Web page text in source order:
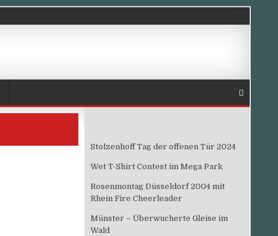
Stolzenhoff Tag der offenen Tür 2024
Wet T-Shirt Contest im Mega Park
Rosenmontag Düsseldorf 2004 mit
Rhein Fire Cheerleader
Münster – Überwucherte Gleise im
Wald